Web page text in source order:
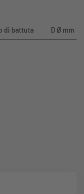
di battuta D Ø mm